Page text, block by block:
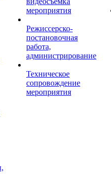
мероприятия
Режиссерско-
постановочная
работа,
администрирование
Техническое
сопровождение
мероприятия